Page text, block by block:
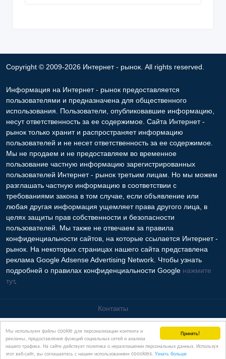
Принять!
Мы используем файлы cookie для персонализации контента и
рекламы, предоставления функций социальных сетей и анализа
нашего трафика. На сайте действует политика о неразглашении персональных данных. Используя
этот веб-сайт, вы соглашаетесь с нашим использованием coookies. Узнать больше
Copyright © 2009-2026 Интернет - рынок. All rights reserved.
Информация на Интернет - рынок предоставляется
пользователями и предназначена для общественного
использования. Пользователи, опубликовавшие информацию,
несут ответственность за ее содержимое. Сайта Интернет -
рынок только хранит и распространяет информацию
пользователей и не несет ответственность за ее содержимое.
Мы не продаем и не предоставляем во временное
пользование частную информацию зарегистрированных
пользователей Интернет - рынок третьим лицам. Но мы можем
разглашать частную информацию в соответствии с
требованиями закона в том случае, если объявление или
любая другая информация ущемляет права другого лица, в
целях защиты прав собственности и безопасности
пользователей. Мы также не отвечаем за правила
конфиденциальности сайтов, на которые ссылается Интернет -
рынок. На некоторых страницах нашего сайта представлена
реклама Google Adsense Advertising Network. Чтобы узнать
подробней о правилах конфиденциальности Google нажмите
тут.
Контакты